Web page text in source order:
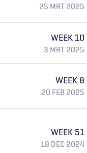
25 MRT 2025
WEEK 10
3 MRT 2025
WEEK 8
20 FEB 2025
WEEK 51
18 DEC 2024